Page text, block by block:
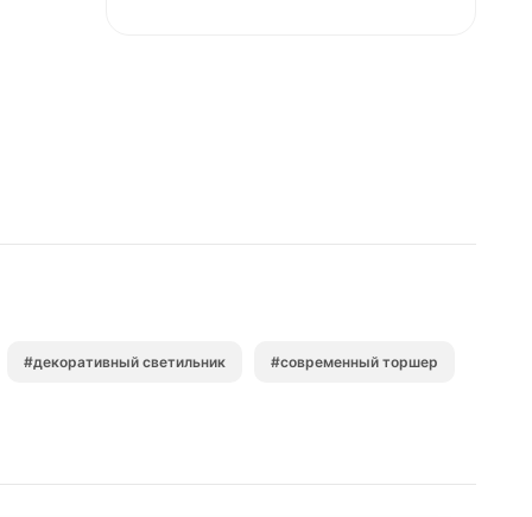
#декоративный светильник #современный торшер